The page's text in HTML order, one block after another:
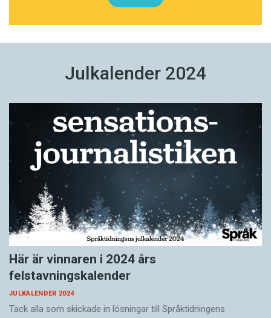
Julkalender 2024
Här är vinnaren i 2024 års
felstavningskalender
JULKALENDER 2024
Tack alla som skickade in lösningar till Språktidningens